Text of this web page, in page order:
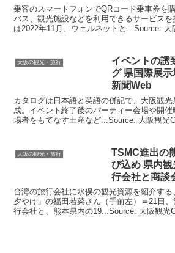
…
乗客のスマートフォンでQRコード乗車券を
バス、観光施設などを利用できるサービス
は2022年11月、ウェルネットと...Source: 大
大阪の観光・旅行
イベントの誘
グ 県国際展示
新聞Web
カタログは日本語と英語の併記で、大阪観
成。イベント終了後のパーティー会場や開
場者をもてなす土産など...Source: 大阪観光
大阪の観光・旅行
TSMC進出の
び込め 県内観
行会社と商談
台湾の旅行会社に水俣の観光資源を紹介する
夕やけ」の福田若菜さん（手前左）＝21日
行会社と、熊本県内の19...Source: 大阪観光